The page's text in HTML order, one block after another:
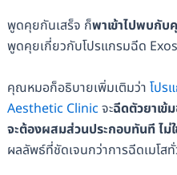
พูดคุยกันเสร็จ ก็พาเข้าไปพบกั
พูดคุยเกี่ยวกับโปรแกรมฉีด
คุณหมอก็อธิบายเพิ่มเติมว่า โปร
Aesthetic Clinic จะฉีดตัวยาเข้
จะต้องผสมส่วนประกอบทันที ไม่ใ
ผลลัพธ์ที่ชัดเจนกว่าการฉีดเมโส